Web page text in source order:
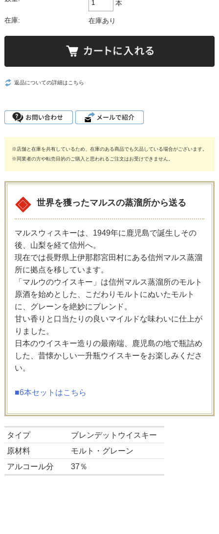
本
在庫: 在庫あり
返品についての詳細はこちら
※店舗と在庫を共有しているため、在庫のある商品でも欠品している場合がございます。
※同業者の方や転売目的のご購入と思われるご注文はお受けできません。
世界を獲ったマルスの蒸溜所から送る
マルスウィスキーは、1949年に鹿児島で誕生しその
後、山梨を経て信州へ。
現在では長野県上伊那郡宮田村にある信州マルス蒸溜
所に拠点を移しています。
「マルウのウイスキー」は信州マルス蒸溜所のモルト
原酒を始めとした、こだわりモルトにぬいたモルト
に、グレーンを絶妙にブレンド。
甘い香りと口当たりの良いマイルドな味わいに仕上が
りました。
日本のウイスキー造りの最南端、鹿児島の地で瓶詰め
した、昔懐かしい一升瓶ウイスキーをお楽しみくださ
い。
■6本セットはこちら
タイプ
ブレンデットウイスキー
原材料
モルト・グレーン
アルコール分
37％